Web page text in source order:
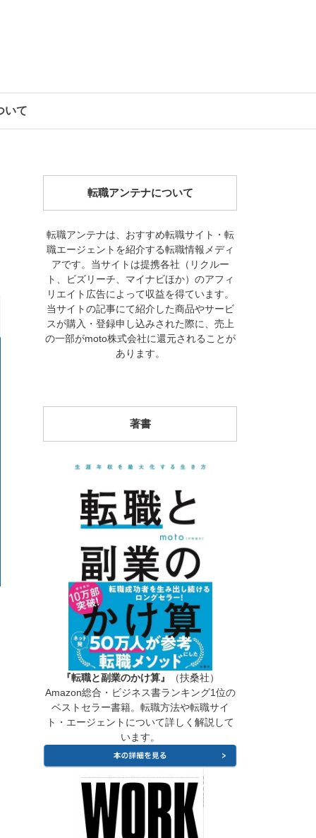
いて
転職アンテナについて
転職アンテナは、おすすめ転職サイト・転
職エージェントを紹介する転職情報メディ
アです。当サイトは提携各社（リクルー
ト、ビズリーチ、マイナビほか）のアフィ
リエイト広告によって収益を得ています。
当サイトの記事にて紹介した商品やサービ
スが購入・登録申し込みされた際に、売上
の一部がmoto株式会社に還元されることが
あります。
著書
『転職と副業のかけ算』
（扶桑社）
Amazon総合・ビジネス書ランキング1位の
ベストセラー書籍。転職方法や転職サイ
ト・エージェントについて詳しく解説して
います。